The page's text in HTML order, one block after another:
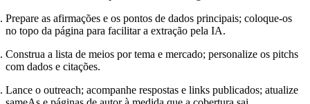
Prepare as afirmações e os pontos de dados principais; coloque-os
no topo da página para facilitar a extração pela IA.
Construa a lista de meios por tema e mercado; personalize os pitchs
com dados e citações.
Lance o outreach; acompanhe respostas e links publicados; atualize